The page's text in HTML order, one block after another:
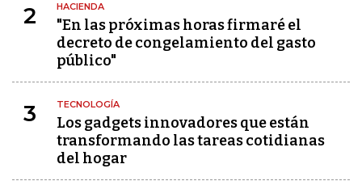
2 HACIENDA
"En las próximas horas firmaré el
decreto de congelamiento del gasto
público"
3 TECNOLOGÍA
Los gadgets innovadores que están
transformando las tareas cotidianas
del hogar